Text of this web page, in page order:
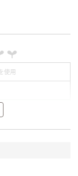
使用
計